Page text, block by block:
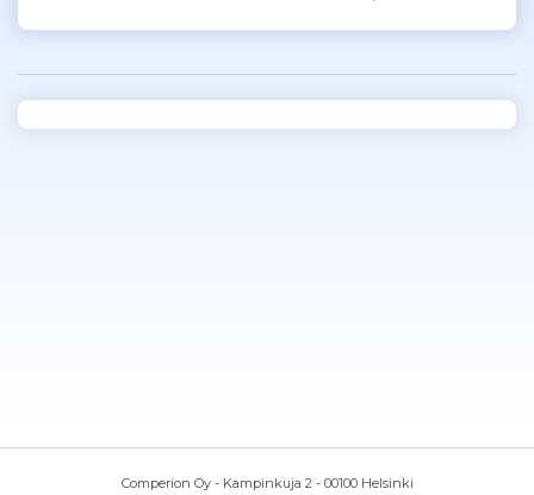
Comperion Oy - Kampinkuja 2 - 00100 Helsinki